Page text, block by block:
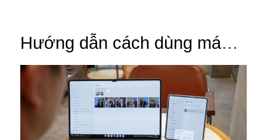
Hướng dẫn cách dùng máy
tính bảng làm màn hình phụ
đơn giản